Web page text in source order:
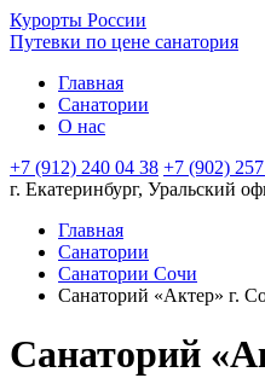
Курорты России
Путевки по цене санатория
Главная
Санатории
О нас
+7 (912) 240 04 38 +7 (902)
г. Екатеринбург, Уральский
Главная
Санатории
Санатории Сочи
Санаторий «Актер» г.
Санаторий